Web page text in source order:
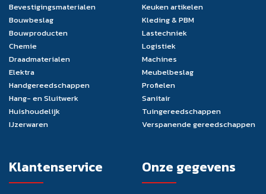
Bevestigingsmaterialen
Bouwbeslag
Bouwproducten
Chemie
Draadmaterialen
Elektra
Handgereedschappen
Hang- en Sluitwerk
Huishoudelijk
IJzerwaren
Keuken artikelen
Kleding & PBM
Lastechniek
Logistiek
Machines
Meubelbeslag
Profielen
Sanitair
Tuingereedschappen
Verspanende gereedschappen
Klantenservice Onze gegevens